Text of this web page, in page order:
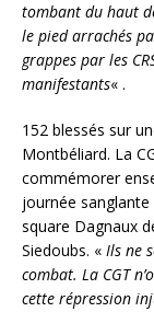
tombant du haut
le pied arrachés
grappes par les
manifestants« .
152 blessés sur
Montbéliard. La
commémorer
journée
square Dagnaux
Siedoubs. « Ils ne
combat. La CGT
cette répression